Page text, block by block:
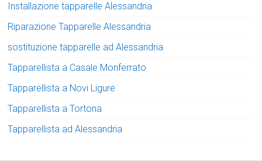
Installazione tapparelle Alessandria
Riparazione Tapparelle Alessandria
sostituzione tapparelle ad Alessandria
Tapparellista a Casale Monferrato
Tapparellista a Novi Ligure
Tapparellista a Tortona
Tapparellista ad Alessandria